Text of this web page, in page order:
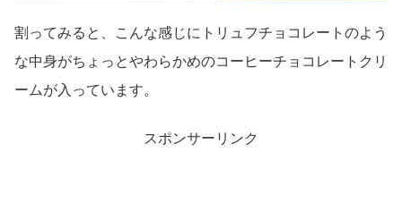
割ってみると、こんな感じにトリュフチョコレートのよう
な中身がちょっとやわらかめのコーヒーチョコレートクリ
ームが入っています。
スポンサーリンク